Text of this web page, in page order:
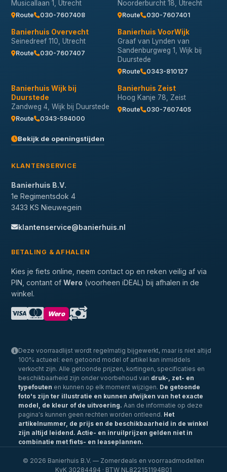
Musicallaan 1, Utrecht
Route 030-7607408
Noorderburcht 18, Utrecht
Route 030-7607401
Banierhuis Overvecht
Seinedreef 110, Utrecht
Route 030-7607407
Banierhuis VoorWijk
Graaf van Lynden van
Sandenburgweg 1, Wijk bij
Duurstede
Route 0343-810127
Banierhuis Wijk bij
Duurstede
Zandweg 4, Wijk bij Duurstede
Route 0343-594000
Banierhuis Zeist
Hoog Kanje 78, Zeist
Route 030-7607405
Bekijk de openingstijden
KLANTENSERVICE
Banierhuis B.V.
1e Regimentsdok 4
3433 KS Nieuwegein
klantenservice@banierhuis.nl
BETALING & AFHALEN
Kies je fiets online, neem contact op en reken veilig af via
PIN, contant of Wero (voorheen iDEAL) bij afhalen in de
winkel.
Wero
Deze voorraadlijst wordt regelmatig bijgewerkt, maar is niet altijd
100% actueel: een getoond model of artikel kan inmiddels
verkocht zijn. Alle getoonde prijzen, kortingen, specificaties en
beschikbaarheid zijn onder voorbehoud van druk-, zet- en
typefouten en kunnen op elk moment wijzigen. De getoonde
foto's zijn ter illustratie en kunnen afwijken van het exacte
model, de kleur of de uitvoering. Aan de informatie op deze
pagina's kunnen geen rechten worden ontleend. Het
artikelnummer, de prijs en de beschikbaarheid in de winkel
zijn altijd leidend. Actie- en inruilprijzen gelden niet in
combinatie met fiets- en leaseplannen.
© 2026 Banierhuis B.V. — Zomerdeals en voorraadmodellen
KvK 30284494 · BTW NL822151194B01